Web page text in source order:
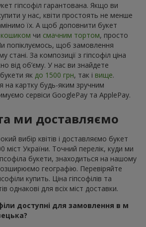
гіпсофіл гарантована. Якщо ви
у нас, квіти простоять не менше
їх. А щоб доповнити букет
чи смачним тортом, просто
попіклуємось, щоб замовлення
стані. За композиції з гіпсофіл ціна
від об’єму. У нас ви знайдете
як до 1500 грн, так і вище.
на картку будь-яким зручним
сервіси GooglePay та ApplePay.
ми доставляємо
вибір квітів і доставляємо букет
міст України. Точний перелік, куди ми
букети, знаходиться на нашому
географію. Перевіряйте
купить. Ціна гіпсофілів та
однакові для всіх міст доставки.
доступні для замовлення в м